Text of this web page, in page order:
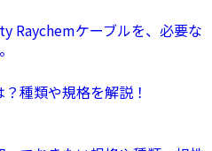
Raychemケーブルを、必要な
種類や規格を解説！